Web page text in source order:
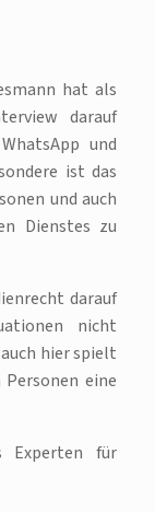
hat als
darauf
und
ist das
und auch
Dienstes zu
darauf
nicht
hier spielt
eine
Experten für